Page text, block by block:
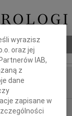
wyrazisz
oraz jej
IAB,
z
dane
zapisane w